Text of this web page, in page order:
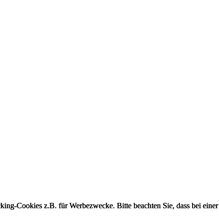
Cookies z.B. für Werbezwecke. Bitte beachten Sie, dass bei einer
Cookies z.B. für Werbezwecke. Bitte beachten Sie, dass bei einer
Cookies z.B. für Werbezwecke. Bitte beachten Sie, dass bei einer